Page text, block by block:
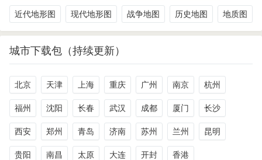
近代地形图 现代地形图 战争地图 历史地图 地质图
城市下载包（持续更新）
北京 天津 上海 重庆 广州 南京 杭州
福州 沈阳 长春 武汉 成都 厦门 长沙
西安 郑州 青岛 济南 苏州 兰州 昆明
贵阳 南昌 太原 大连 开封 香港